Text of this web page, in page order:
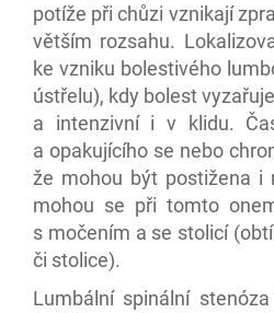
potíže při chůzi vznikají
větším rozsahu.
ke vzniku bolestivého
ústřelu), kdy bolest
a intenzivní i v klidu.
a opakujícího se nebo
že mohou být postižena i
mohou se při tomto
s močením a se stolicí
či stolice).
Lumbální spinální